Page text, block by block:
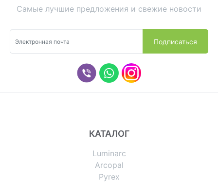
Самые лучшие предложения и свежие новости
КАТАЛОГ
Luminarc
Arcopal
Pyrex